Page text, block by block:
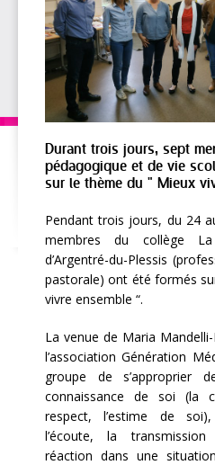
Durant trois jours, sept
pédagogique et de vie
sur le thème du " Mieux
Pendant trois jours, du 24
membres du collège La
d’Argentré-du-Plessis
pastorale) ont été formés
vivre ensemble “.
La venue de Maria
l’association Génération
groupe de s’approprier
connaissance de soi (la
respect, l’estime de
l’écoute, la
réaction dans une